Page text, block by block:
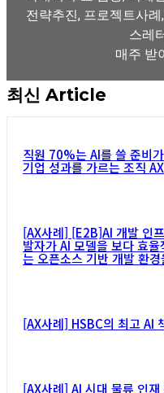
전략추진, 프로젝트사
스레
매주 받
최신 Article
직원 70%는 AI를 쓸 준비
기업 성과를 가르는 조직
[AX사례] [E2B]AI 개발 인
발자가 AI 모델을 보다 효
는 오픈소스 기반 개발 환
[AX사례] HSBC의 최고 AI
[AX사례] AI 시대 물류 인